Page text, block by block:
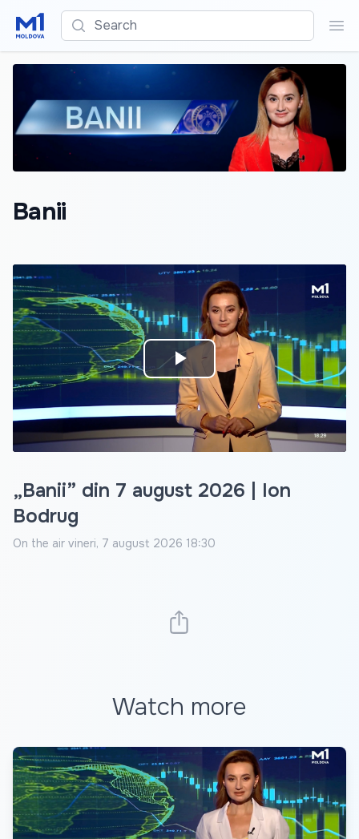
Search
Banii
Play
Video
„Banii” din 7 august 2026 | Ion
Bodrug
On the air vineri, 7 august 2026 18:30
Watch more